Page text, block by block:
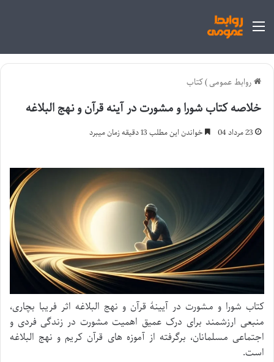
منو
روابط عمومی)کتاب
خلاصه کتاب شورا و مشورت در آینه قرآن و نهج البلاغه
23 مرداد 04 خواندن این مطلب 13 دقیقه زمان میبرد
کتاب شورا و مشورت در آیینۀ قرآن و نهج البلاغه اثر فریبا بچاری،
منبعی ارزشمند برای درک عمیق اهمیت مشورت در زندگی فردی و
اجتماعی مسلمانان، برگرفته از آموزه های قرآن کریم و نهج البلاغه
است.